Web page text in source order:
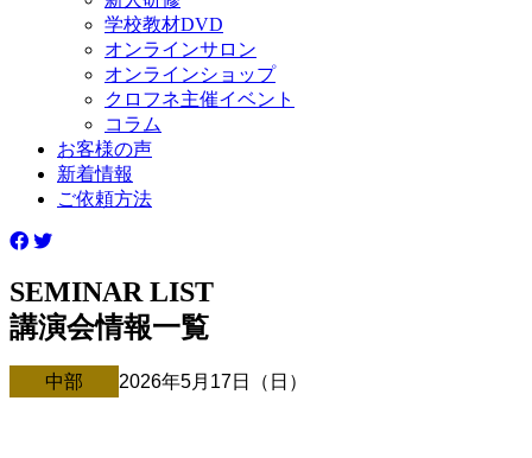
学校教材DVD
オンラインサロン
オンラインショップ
クロフネ主催イベント
コラム
お客様の声
新着情報
ご依頼方法
SEMINAR LIST
講演会情報一覧
中部 2026年5月17日（日）